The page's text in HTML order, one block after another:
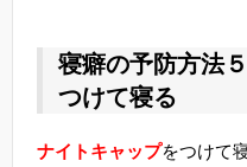
寝癖の予防方法
つけて寝る
ナイトキャップをつけて